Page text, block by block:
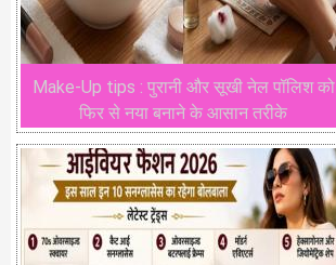
Make-Up tips : पुरानी और सूखी नेल पॉलिश को
फिर से नया बनाने के आसान तरीके